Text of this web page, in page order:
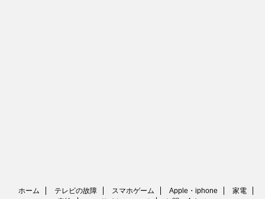
ホーム テレビの故障 スマホゲーム Apple・iphone
家電